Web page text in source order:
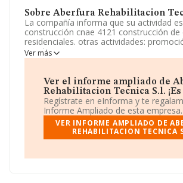
Sobre Aberfura Rehabilitacion
La compañía informa que su actividad
construcción cnae 4121 construcción de
residenciales. otras actividades:
instalaciones y mantenimiento. comercio
al por menor en general, etc. La
referencia CNAE corresponde a
es 4101. No realiza actividad de
exportación.
La empresaAberfura Rehabilitacion
NIF B67395194, tiene su domicilio social
Calle Balmes 3 Pta. 2 núm. 129 Bis P,
Ver más
Ver el informe ampliado de
Rehabilitacion Tecnica S.l.
Regístrate en eInforma y te
Informe Ampliado de esta empresa.
VER INFORME AMPLIADO DE
REHABILITACION TECNICA